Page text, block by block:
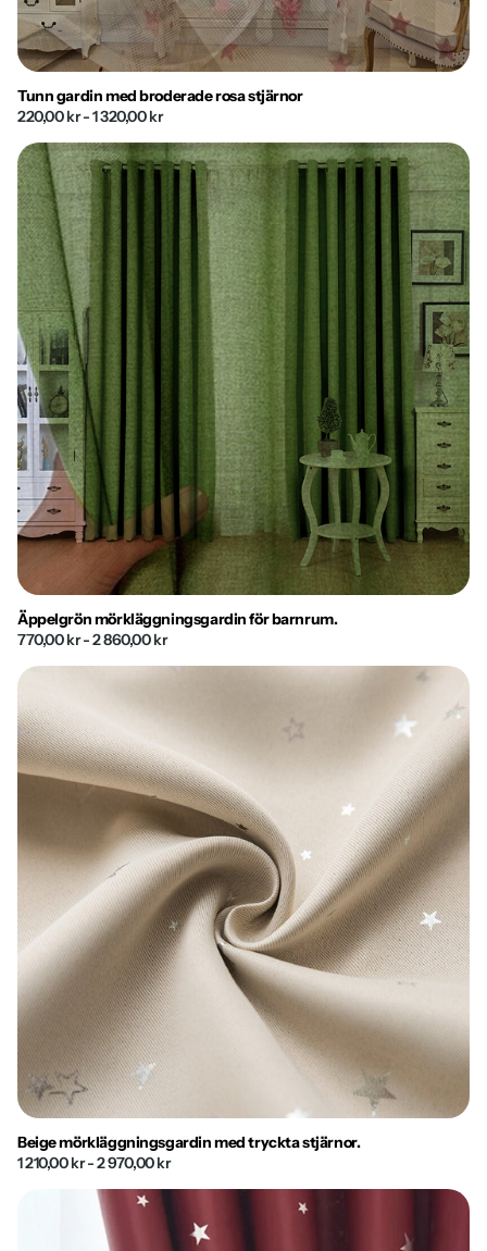
Tunn gardin med broderade rosa stjärnor
220,00 kr- 1 320,00 kr
Äppelgrön mörkläggningsgardin för barnrum.
770,00 kr- 2 860,00 kr
Beige mörkläggningsgardin med tryckta stjärnor.
1 210,00 kr- 2 970,00 kr